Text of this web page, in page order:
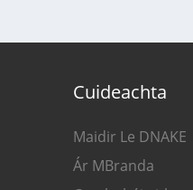
Cuideachta
Maidir Le DNAKE
Ár MBranda